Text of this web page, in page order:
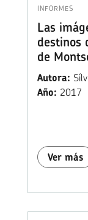
INFORMES
Las
destinos
de
Autora:
Año: 2017
Ver más